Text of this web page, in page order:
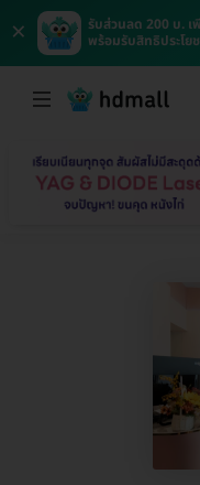
×
รับส่วนลด 200 บ.
พร้อมรับสิทธิประโย